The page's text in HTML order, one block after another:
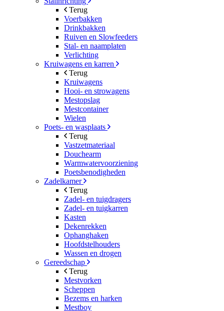
Terug
Voerbakken
Drinkbakken
Ruiven en Slowfeeders
Stal- en naamplaten
Verlichting
Kruiwagens en karren
Terug
Kruiwagens
Hooi- en strowagens
Mestopslag
Mestcontainer
Wielen
Poets- en wasplaats
Terug
Vastzetmateriaal
Douchearm
Warmwatervoorziening
Poetsbenodigheden
Zadelkamer
Terug
Zadel- en tuigdragers
Zadel- en tuigkarren
Kasten
Dekenrekken
Ophanghaken
Hoofdstelhouders
Wassen en drogen
Gereedschap
Terug
Mestvorken
Scheppen
Bezems en harken
Mestboy